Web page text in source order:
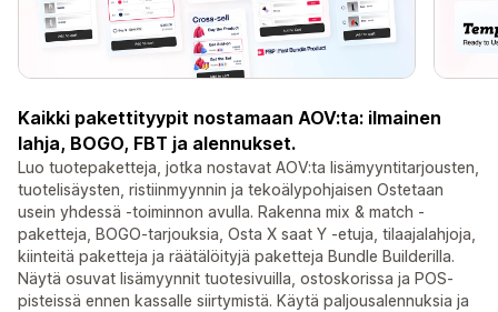
Kaikki pakettityypit nostamaan AOV:ta: ilmainen
lahja, BOGO, FBT ja alennukset.
Luo tuotepaketteja, jotka nostavat AOV:ta lisämyyntitarjousten,
tuotelisäysten, ristiinmyynnin ja tekoälypohjaisen Ostetaan
usein yhdessä -toiminnon avulla. Rakenna mix & match -
paketteja, BOGO-tarjouksia, Osta X saat Y -etuja, tilaajalahjoja,
kiinteitä paketteja ja räätälöityjä paketteja Bundle Builderilla.
Näytä osuvat lisämyynnit tuotesivuilla, ostoskorissa ja POS-
pisteissä ennen kassalle siirtymistä. Käytä paljousalennuksia ja